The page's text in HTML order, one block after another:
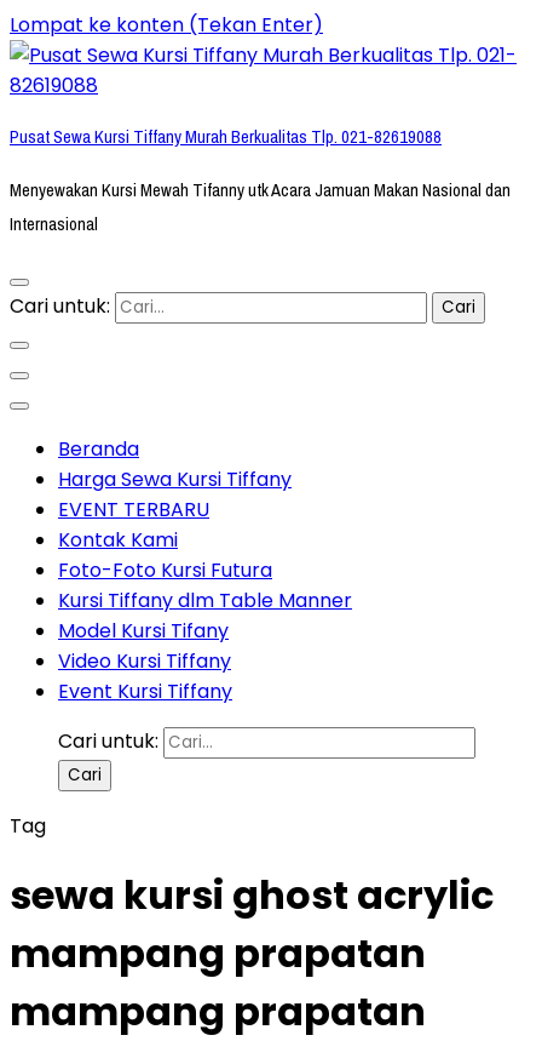
Lompat ke konten (Tekan Enter)
Pusat Sewa Kursi Tiffany Murah Berkualitas Tlp. 021-82619088
Menyewakan Kursi Mewah Tifanny utk Acara Jamuan Makan Nasional dan
Internasional
Cari untuk:
Beranda
Harga Sewa Kursi Tiffany
EVENT TERBARU
Kontak Kami
Foto-Foto Kursi Futura
Kursi Tiffany dlm Table Manner
Model Kursi Tifany
Video Kursi Tiffany
Event Kursi Tiffany
Cari untuk:
Tag
sewa kursi ghost acrylic
mampang prapatan
mampang prapatan